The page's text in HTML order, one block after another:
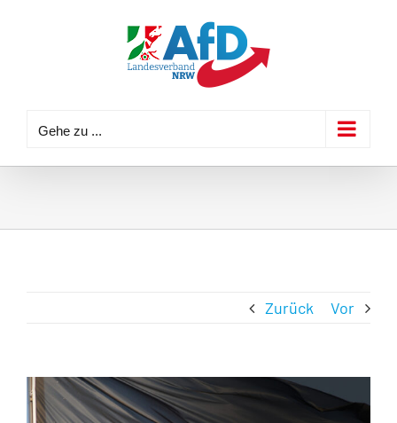
Gehe zu ...
Zurück Vor